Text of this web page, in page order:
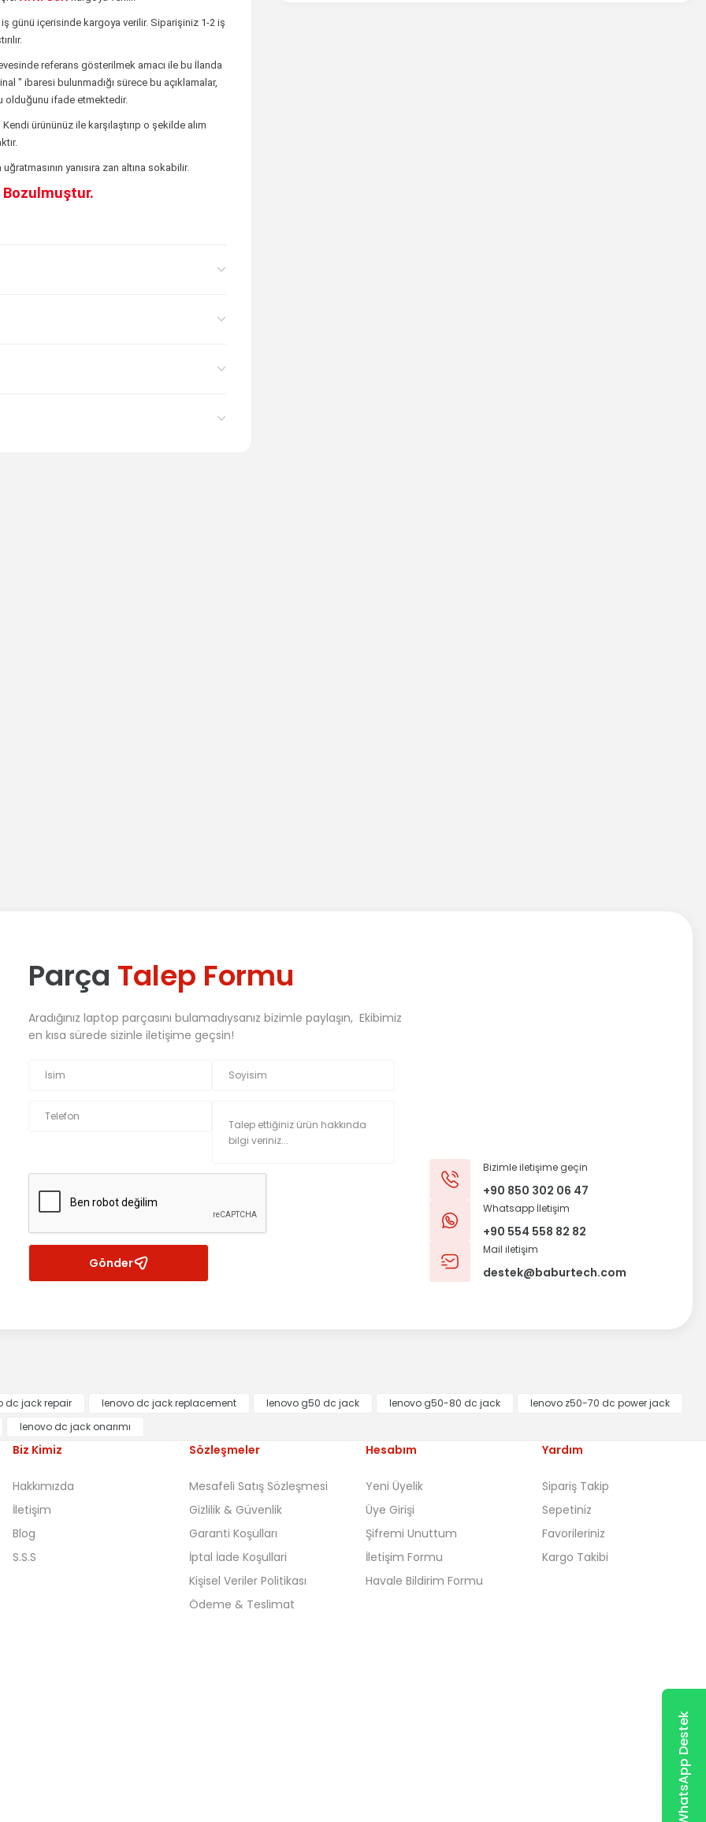
günü içerisinde kargoya verilir. Siparişiniz 1-2 iş
referans gösterilmek amacı ile bu İlanda
" ibaresi bulunmadığı sürece bu açıklamalar,
olduğunu ifade etmektedir.
Kendi ürününüz ile karşılaştırıp o şekilde alım
yanısıra zan altına sokabilir.
Bozulmuştur.
Parça Talep Formu
Aradığınız laptop parçasını bulamadıysanız bizimle paylaşın, Ekibimiz
en kısa sürede sizinle iletişime geçsin!
Gönder
Bizimle iletişime geçin
+90 850 302 06 47
Whatsapp İletişim
+90 554 558 82 82
Mail iletişim
destek@baburtech.com
dc jack repair lenovo dc jack replacement lenovo g50 dc jack lenovo g50-80 dc jack
lenovo z50-70 dc power jack
lenovo dc jack onarımı
Biz Kimiz
Hakkımızda
İletişim
Blog
S.S.S
Sözleşmeler
Mesafeli Satış Sözleşmesi
Gizlilik & Güvenlik
Garanti Koşulları
İptal İade Koşullari
Kişisel Veriler Politikası
Ödeme & Teslimat
Hesabım
Yeni Üyelik
Üye Girişi
Şifremi Unuttum
İletişim Formu
Havale Bildirim Formu
Yardım
Sipariş Takip
Sepetiniz
Favorileriniz
Kargo Takibi
WhatsApp Destek